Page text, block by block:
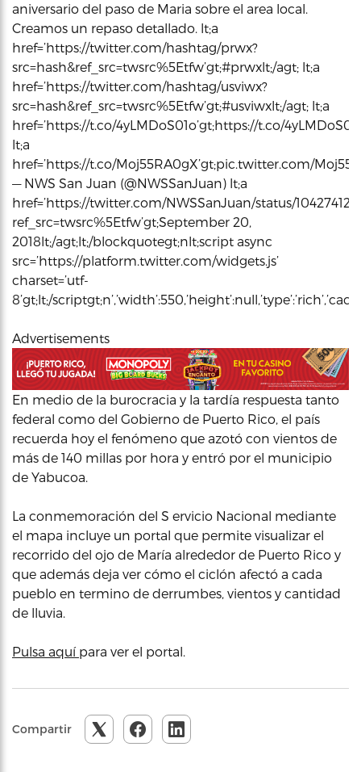
aniversario del paso de Maria sobre el area local.
Creamos un repaso detallado. lt;a
href=’https://twitter.com/hashtag/prwx?
src=hash&ref_src=twsrc%5Etfw’gt;#prwxlt;/agt; lt;a
href=’https://twitter.com/hashtag/usviwx?
src=hash&ref_src=twsrc%5Etfw’gt;#usviwxlt;/agt; lt;a
href=’https://t.co/4yLMDoS01o’gt;https://t.co/
lt;a
href=’https://t.co/Moj55RA0gX’gt;pic.twitter.com/
— NWS San Juan (@NWSSanJuan) lt;a
href=’https://twitter.com/NWSSanJuan/status/
ref_src=twsrc%5Etfw’gt;September 20,
2018lt;/agt;lt;/blockquotegt;nlt;script async
src=’https://platform.twitter.com/widgets.js’
charset=’utf-
8’gt;lt;/
Advertisements
En medio de la burocracia y la tardía respuesta tanto
federal como del Gobierno de Puerto Rico, el país
recuerda hoy el fenómeno que azotó con vientos de
más de 140 millas por hora y entró por el municipio
de Yabucoa.
La conmemoración del S ervicio Nacional mediante
el mapa incluye un portal que permite visualizar el
recorrido del ojo de María alrededor de Puerto Rico y
que además deja ver cómo el ciclón afectó a cada
pueblo en termino de derrumbes, vientos y cantidad
de lluvia.
Pulsa aquí para ver el portal.
Compartir